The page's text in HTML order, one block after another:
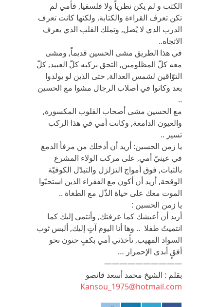
الكتب و لم يكن نظرياً ولا فلسفيا, فأمي لم
تكن تعرف القراءة والكتابة, ولكنها كانت تعرف
الدرب الذي لا يُضل, وتملك القلب الذي يعرف
الاتجاه..
في هذا الطريق مشى الحسين قديماً, ومشى
معه كلّ المظلومين, التحق بركبه كلّ العبيد, كلّ
التوّاقين لشمس العدالة, حتى الذين لو يولدوا
بعد وكانوا في أصلاب الرجال مشوا مع الحسين
..
مع الحسين مشى أصحاب القلوب المكسورة,
والعيون الدامعة, وكانت أمي في هذا الركب
تسير ..
يا زمن الحسين: أريد أن أدخلك من مرفأ الدمع
في عينيّ أمي, على مركب الولاء المشرع
بالثبات, فوق أمواج التزلزل والتبدّل الكوفيّة
الوقحة, أريد أن أكون مع الفقراء الذين استحبّوا
الموت معك على حياة الذّل مع الطغاة ..
يا زمن الحسين :
أريد أن أعيشك كما عرفتك, وأنتمي إليك كما
انتميتُ طفلا .. وها أنا اليوم آتٍ إليك, ألبس ثوب
السواد المهيب, تأخذني أمي بكفٍ حنون نحو
أفقٍ أبدي الإحمرار …
——————————
بقلم : الشيخ محمد أسعد قانصو
Kansou_1975@hotmail.com